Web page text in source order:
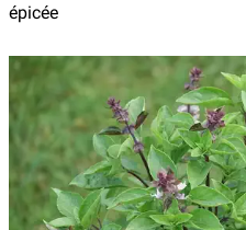
épicée